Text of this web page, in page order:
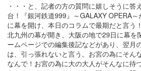
・・・と、記者の方の質問に嬉しそうに答
台！『銀河鉄道999』～GALAXY OPERA
に幕を開け、本日のコラムで最期だと言う
北九州の幕が開き、大阪の地で29日に幕を
ームページでの編集後記などがあり、翌月
は、引っ張れないと言う。お宮の為にそん
なんで！お宮の為に大の大人がそんなに待